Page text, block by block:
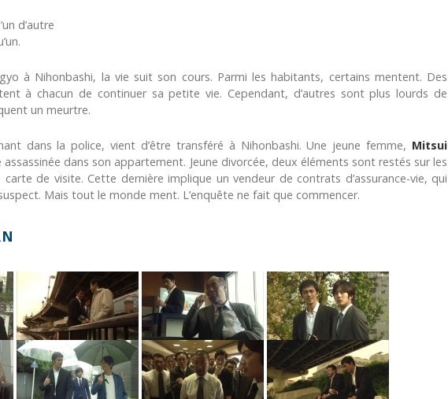
d’autre
à Nihonbashi, la vie suit son cours. Parmi les habitants, certains mentent. Des
à chacun de continuer sa petite vie. Cependant, d’autres sont plus lourds de
un meurtre.
dans la police, vient d’être transféré à Nihonbashi. Une jeune femme, Mitsui
dans son appartement. Jeune divorcée, deux éléments sont restés sur les
de visite. Cette dernière implique un vendeur de contrats d’assurance-vie, qui
Mais tout le monde ment. L’enquête ne fait que commencer.